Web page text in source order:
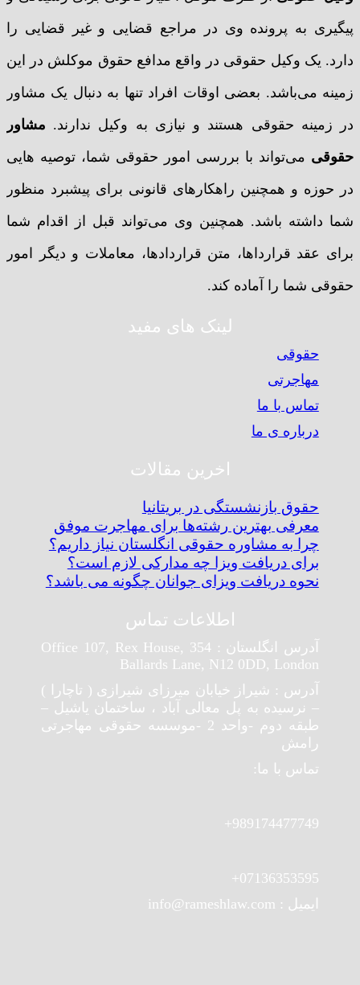
پیگیری به پرونده وی در مراجع قضایی و غیر قضایی را
دارد. یک وکیل حقوقی در واقع مدافع حقوق موکلش در این
زمینه می‌باشد. بعضی اوقات افراد تنها به دنبال یک مشاور
در زمینه حقوقی هستند و نیازی به وکیل ندارند. مشاور
حقوقی می‌تواند با بررسی امور حقوقی شما، توصیه هایی
در حوزه و همچنین راهکارهای قانونی برای پیشبرد منظور
شما داشته باشد. همچنین وی می‌تواند قبل از اقدام شما
برای عقد قرارداها، متن قراردادها، معاملات و دیگر امور
حقوقی شما را آماده کند.
لینک های مفید
حقوقی
مهاجرتی
تماس با ما
درباره ی ما
اخرین مقالات
حقوق بازنشستگی در بریتانیا
معرفی بهترین رشته‌ها برای مهاجرت موفق
چرا به مشاوره حقوقی انگلستان نیاز داریم؟
برای دریافت ویزا چه مدارکی لازم است؟
نحوه دریافت ویزای جوانان چگونه می باشد؟
اطلاعات تماس
آدرس انگلستان : Office 107, Rex House, 354
Ballards Lane, N12 0DD, London
آدرس : شیراز خیابان میرزای شیرازی ( تاچارا )
– نرسیده به پل معالی آباد ، ساختمان یاشیل –
طبقه دوم -واحد 2 -موسسه حقوقی مهاجرتی
رامش
تماس با ما:
989174477749+
07136353595+
ایمیل : info@rameshlaw.com